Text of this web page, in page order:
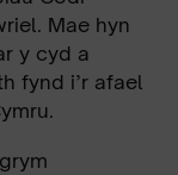
Mae hyn
y cyd a
fynd i’r afael